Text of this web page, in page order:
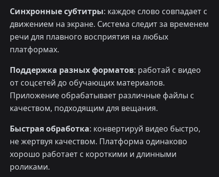
Синхронные субтитры: каждое слово совпадает с
движением на экране. Система следит за временем
речи для плавного восприятия на любых
платформах.
Поддержка разных форматов: работай с видео
от соцсетей до обучающих материалов.
Приложение обрабатывает различные файлы с
качеством, подходящим для вещания.
Быстрая обработка: конвертируй видео быстро,
не жертвуя качеством. Платформа одинаково
хорошо работает с короткими и длинными
роликами.